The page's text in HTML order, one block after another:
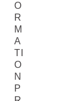
O
R
M
A
TI
O
N
P